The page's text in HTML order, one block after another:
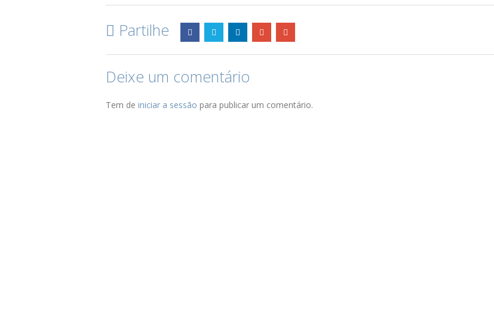
Partilhe
Deixe um comentário
Tem de iniciar a sessão para publicar um comentário.